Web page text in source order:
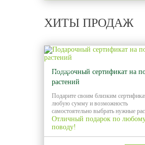
ХИТЫ ПРОДАЖ
Хит
продаж
Подарочный сертификат на
растений
Подарите своим близким
любую сумму и возможность
самостоятельно выбрать нужные
Отличный подарок по
поводу!